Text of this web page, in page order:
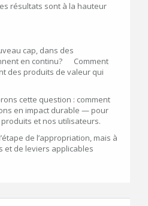
résultats sont à la hauteur
cap, dans des
en continu? Comment
des produits de valeur qui
cette question : comment
en impact durable — pour
et nos utilisateurs.
de l’appropriation, mais à
et de leviers applicables